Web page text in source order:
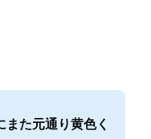
た元通り黄色く